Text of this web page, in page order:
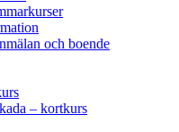
och boende
– kortkurs